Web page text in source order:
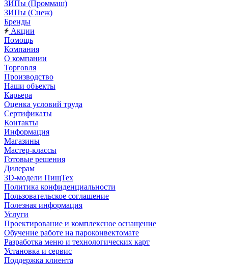
ЗИПы (Проммаш)
ЗИПы (Снеж)
Бренды
Акции
Помощь
Компания
О компании
Торговля
Производство
Наши объекты
Карьера
Оценка условий труда
Сертификаты
Контакты
Информация
Магазины
Мастер-классы
Готовые решения
Дилерам
3D-модели ПищТех
Политика конфиденциальности
Пользовательское соглашение
Полезная информация
Услуги
Проектирование и комплексное оснащение
Обучение работе на пароконвектомате
Разработка меню и технологических карт
Установка и сервис
Поддержка клиента